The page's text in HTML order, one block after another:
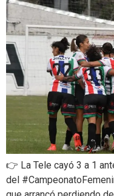
👉 La Tele cayó 3 a 1
del